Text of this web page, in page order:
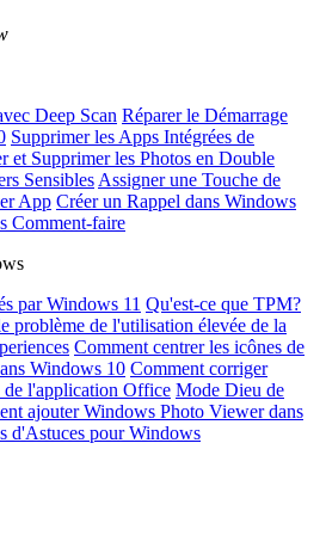
Deep Scan Réparer le Démarrage
Supprimer les Apps Intégrées de
et Supprimer les Photos en Double
Sensibles Assigner une Touche de
App Créer un Rappel dans Windows
Comment-faire
par Windows 11 Qu'est-ce que TPM?
problème de l'utilisation élevée de la
Comment centrer les icônes de
Windows 10 Comment corriger
l'application Office Mode Dieu de
ajouter Windows Photo Viewer dans
d'Astuces pour Windows